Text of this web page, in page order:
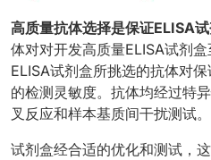
高质量抗体选择是保证ELISA试
体对对开发高质量ELISA试剂
ELISA试剂盒所挑选的抗体对
的检测灵敏度。抗体均经过特
叉反应和样本基质间干扰测试。
试剂盒经合适的优化和测试，